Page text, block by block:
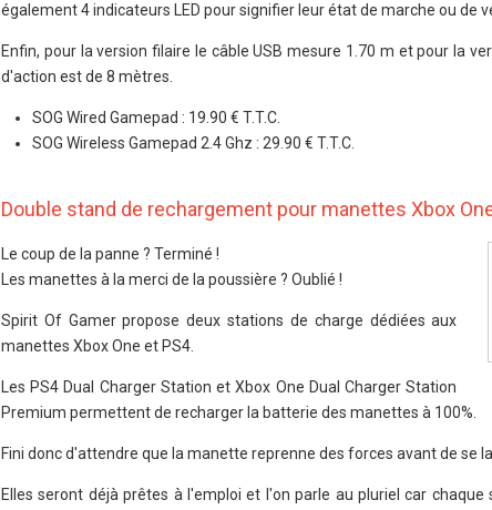
également 4 indicateurs LED pour signifier leur état de marche ou de
Enfin, pour la version filaire le câble USB mesure 1.70 m et pour la
d'action est de 8 mètres.
SOG Wired Gamepad : 19.90 € T.T.C.
SOG Wireless Gamepad 2.4 Ghz : 29.90 € T.T.C.
Double stand de rechargement pour manettes Xbox
Le coup de la panne ? Terminé !
Les manettes à la merci de la poussière ? Oublié !
Spirit Of Gamer propose deux stations de charge dédiées aux
manettes Xbox One et PS4.
Les PS4 Dual Charger Station et Xbox One Dual Charger Station
Premium permettent de recharger la batterie des manettes à 100%.
Fini donc d'attendre que la manette reprenne des forces avant de se
Elles seront déjà prêtes à l'emploi et l'on parle au pluriel car